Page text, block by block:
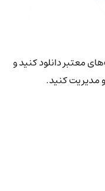
معتبر دانلود کنید و
مدیریت کنید.